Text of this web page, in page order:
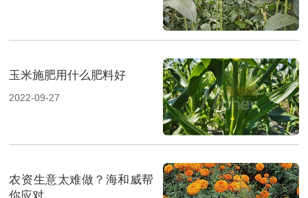
玉米施肥用什么肥料好
2022-09-27
农资生意太难做？海和威帮